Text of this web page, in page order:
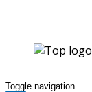
Toggle navigation